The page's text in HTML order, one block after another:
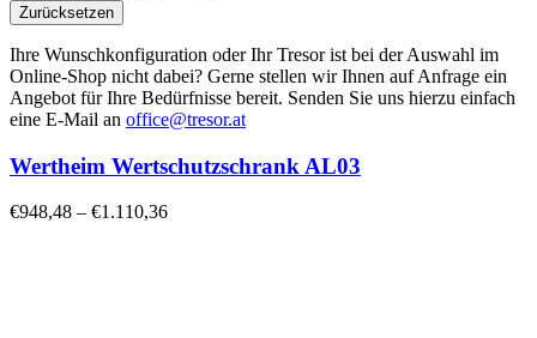
Zurücksetzen
Ihre Wunschkonfiguration oder Ihr Tresor ist bei der Auswahl im
Online-Shop nicht dabei? Gerne stellen wir Ihnen auf Anfrage ein
Angebot für Ihre Bedürfnisse bereit. Senden Sie uns hierzu einfach
eine E-Mail an office@tresor.at
Wertheim Wertschutzschrank AL03
€948,48 – €1.110,36